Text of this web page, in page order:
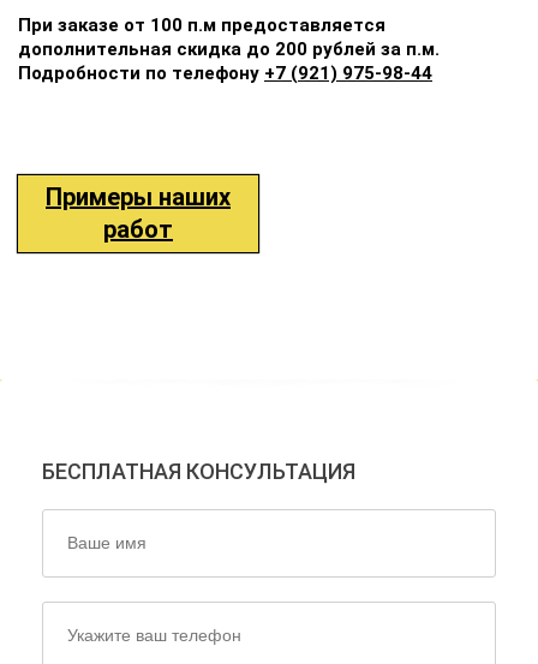
При заказе от 100 п.м предоставляется
дополнительная скидка до 200 рублей за п.м.
Подробности по телефону +7 (921) 975-98-44
Примеры наших
работ
БЕСПЛАТНАЯ КОНСУЛЬТАЦИЯ